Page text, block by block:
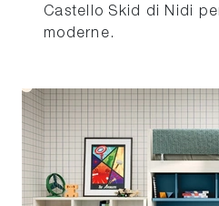
Castello Skid di Nidi
moderne.